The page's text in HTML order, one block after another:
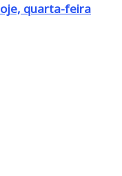
quarta-feira